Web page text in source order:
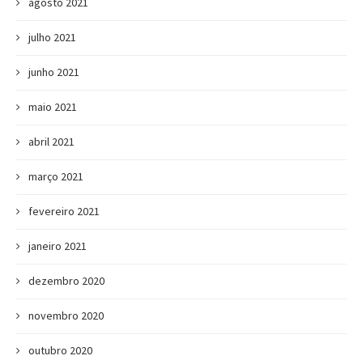
julho 2021
junho 2021
maio 2021
abril 2021
março 2021
fevereiro 2021
janeiro 2021
dezembro 2020
novembro 2020
outubro 2020